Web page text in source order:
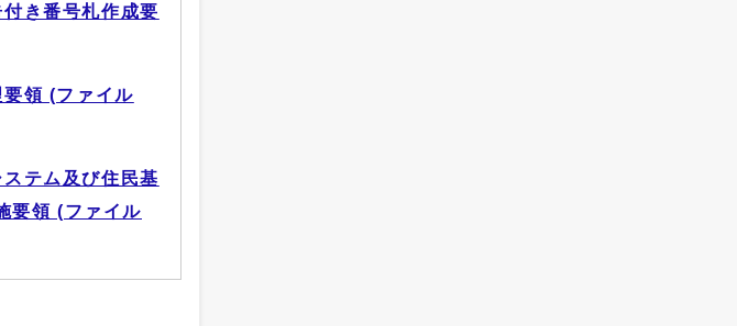
き番号札作成要
領 (ファイル
テム及び住民基
要領 (ファイル